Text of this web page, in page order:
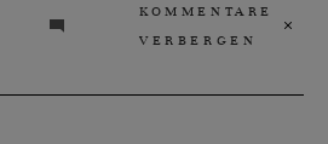
KOMMENTARE
VERBERGEN